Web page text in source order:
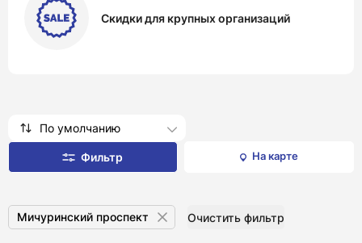
Скидки для крупных организаций
По умолчанию
На карте
Фильтр
Мичуринский проспект Очистить фильтр